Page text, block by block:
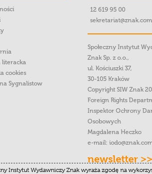
literacka
cookies
Sygnalistow
12 619 95 00
Społeczny Instytut
Znak Sp. z o.o.,
ul. Kościuszki 37,
30-105 Kraków
Copyright SIW Znak
Foreign Rights
Inspektor Ochrony
Osobowych
Magdalena Heczko
e-mail:
newsletter >>
Instytut Wydawniczy Znak wyraża zgodę na